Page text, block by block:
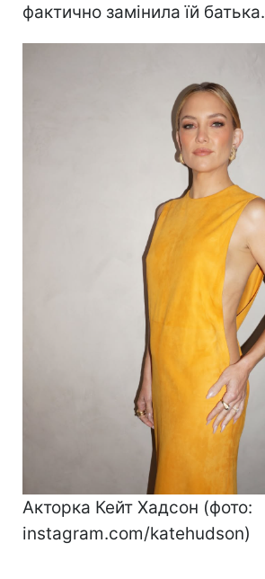
фактично замінила їй батька.
Акторка Кейт Хадсон (фото:
instagram.com/katehudson)